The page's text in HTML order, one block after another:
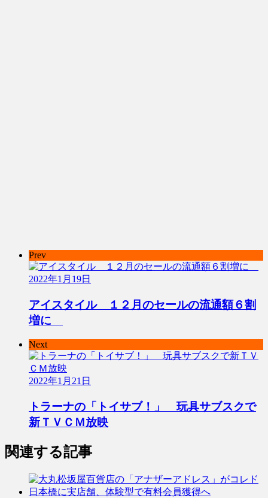
Prev
2022年1月19日
アイスタイル １２月のセールの流通額６割
増に
Next
2022年1月21日
トラーナの「トイサブ！」 玩具サブスクで
新ＴＶＣＭ放映
関連する記事